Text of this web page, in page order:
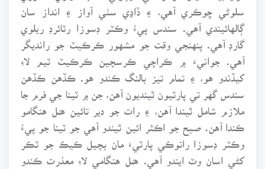
سلوڻي ڇوڪري آهي، ۽ ڏاڍي سٺي آواز ۽ انداز سان
ڳالهائيندي آهي. سندس پيءُ وڪٽر ڊسوزا رٽائرڊ ريلوي
گارڊ آهي. پنهنجي وقت جو مشهور ڪرڪيٽ جو رانديگر
آهي. جوانيءَ ۾ ڪراچي ڪرسچين ڪرڪيٽ ٽيم لاءِ
کيڏندو هو، ۽ تمام تيز بالنگ ڪندو هو. ڪڏهن ڪڏهن
سندس گهر تي پارٽيون ٿينديون آهن، جن ۾ ٽينا جي فرم جا
ملازم شامل ٿيندا آهن، ۽ رات جو دير تائين هـُـل هنگامو
ڪندا آهن. صبح جو اڪثر ائين ٿيندو آهي جو ٽينا جو پيءُ
وڪٽر ڊسوزا راتوڪي پارٽيءَ مان بچيل ڪيڪ جو ٽڪر
کڻي اسان وٽ ايندو آهي. هـُـل هنگامي لاءِ معذرت ڪندو